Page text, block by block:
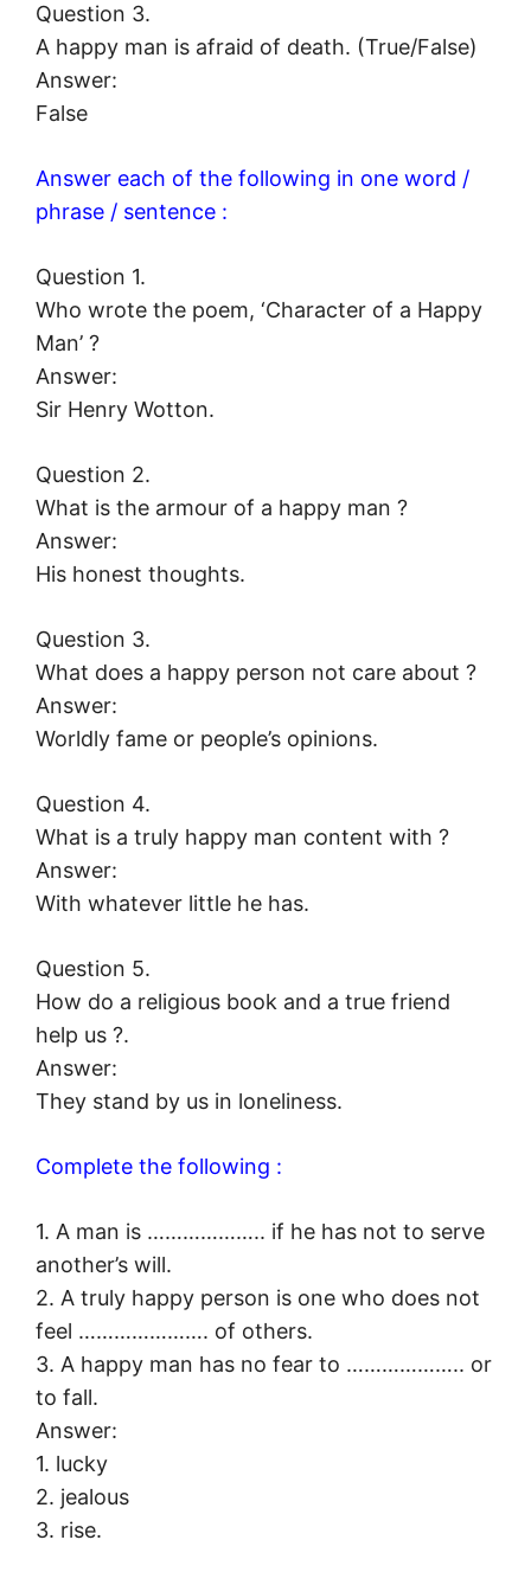
Question 3.
A happy man is afraid of death. (True/False)
Answer:
False
Answer each of the following in one word /
phrase / sentence :
Question 1.
Who wrote the poem, ‘Character of a Happy
Man’ ?
Answer:
Sir Henry Wotton.
Question 2.
What is the armour of a happy man ?
Answer:
His honest thoughts.
Question 3.
What does a happy person not care about ?
Answer:
Worldly fame or people’s opinions.
Question 4.
What is a truly happy man content with ?
Answer:
With whatever little he has.
Question 5.
How do a religious book and a true friend
help us ?.
Answer:
They stand by us in loneliness.
Complete the following :
1. A man is ……………….. if he has not to serve
another’s will.
2. A truly happy person is one who does not
feel …………………. of others.
3. A happy man has no fear to ……………….. or
to fall.
Answer:
1. lucky
2. jealous
3. rise.